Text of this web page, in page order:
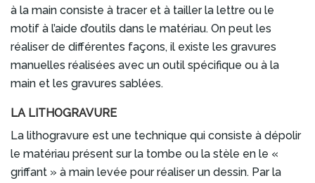
à la main consiste à tracer et à tailler la lettre ou le
motif à l’aide d’outils dans le matériau. On peut les
réaliser de différentes façons, il existe les gravures
manuelles réalisées avec un outil spécifique ou à la
main et les gravures sablées.
LA LITHOGRAVURE
La lithogravure est une technique qui consiste à dépolir
le matériau présent sur la tombe ou la stèle en le «
griffant » à main levée pour réaliser un dessin. Par la